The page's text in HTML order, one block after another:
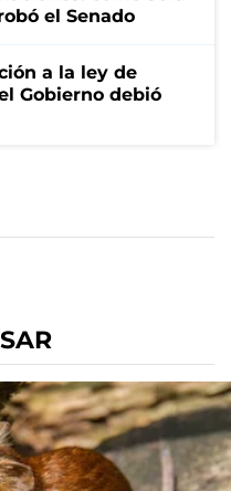
el Senado
a la ley de
Gobierno debió